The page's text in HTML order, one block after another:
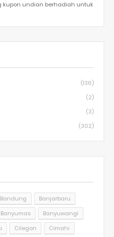
kupon undian berhadiah untuk
(136)
(2)
(3)
(302)
Bandung
Banjarbaru
Banyumas
Banyuwangi
Cilegon
Cimahi